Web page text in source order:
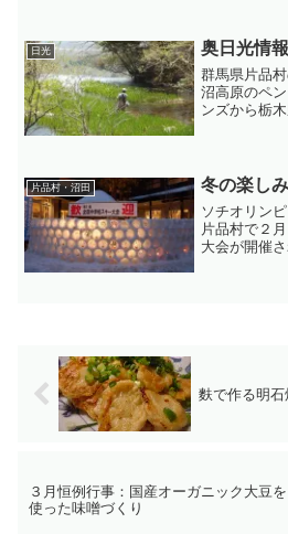
り、下はブ
心。積雪量
日光 奥日光情
群馬県片品
沼高原のペ
ンズから栃
片品村・沼田 冬の楽し
ソチオリン
片品村で２
大会が開催
五回迎え火
麩で作る明石
３月恒例行事：国産オーガニック大豆を
使った味噌づくり